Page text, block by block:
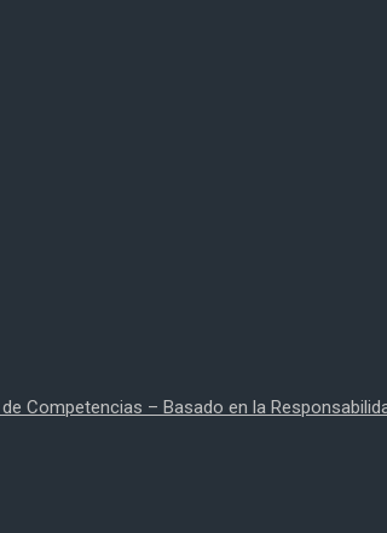
Competencias – Basado en la